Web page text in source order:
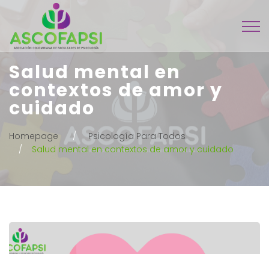
Salud mental en
contextos de amor y
cuidado
Homepage
Psicología Para Todos
Salud mental en contextos de amor y cuidado